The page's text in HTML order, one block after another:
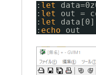
: let
: let
out =
: let
data[0]
: echo out